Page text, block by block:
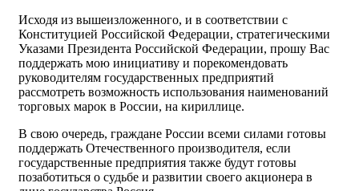
Исходя из вышеизложенного, и в соответствии с
Конституцией Российской Федерации, стратегическими
Указами Президента Российской Федерации, прошу Вас
поддержать мою инициативу и порекомендовать
руководителям государственных предприятий
рассмотреть возможность использования наименований
торговых марок в России, на кириллице.
В свою очередь, граждане России всеми силами готовы
поддержать Отечественного производителя, если
государственные предприятия также будут готовы
позаботиться о судьбе и развитии своего акционера в